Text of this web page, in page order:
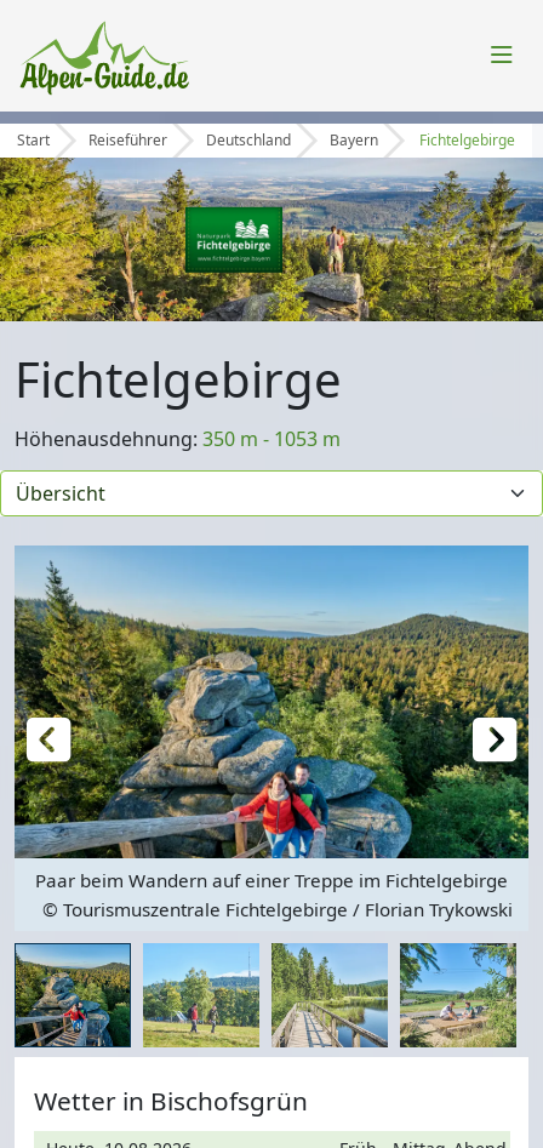
Start Reiseführer Deutschland Bayern Fichtelgebirge
Fichtelgebirge
Höhenausdehnung: 350 m - 1053 m
Paar beim Wandern auf einer Treppe im Fichtelgebirge
© Tourismuszentrale Fichtelgebirge / Florian Trykowski
Wetter in Bischofsgrün